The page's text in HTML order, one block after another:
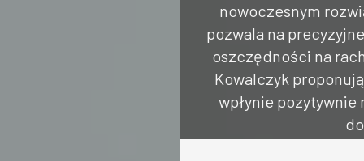
nowoczesnym
pozwala na
oszczędności na
Kowalczyk
wpłynie pozytywnie